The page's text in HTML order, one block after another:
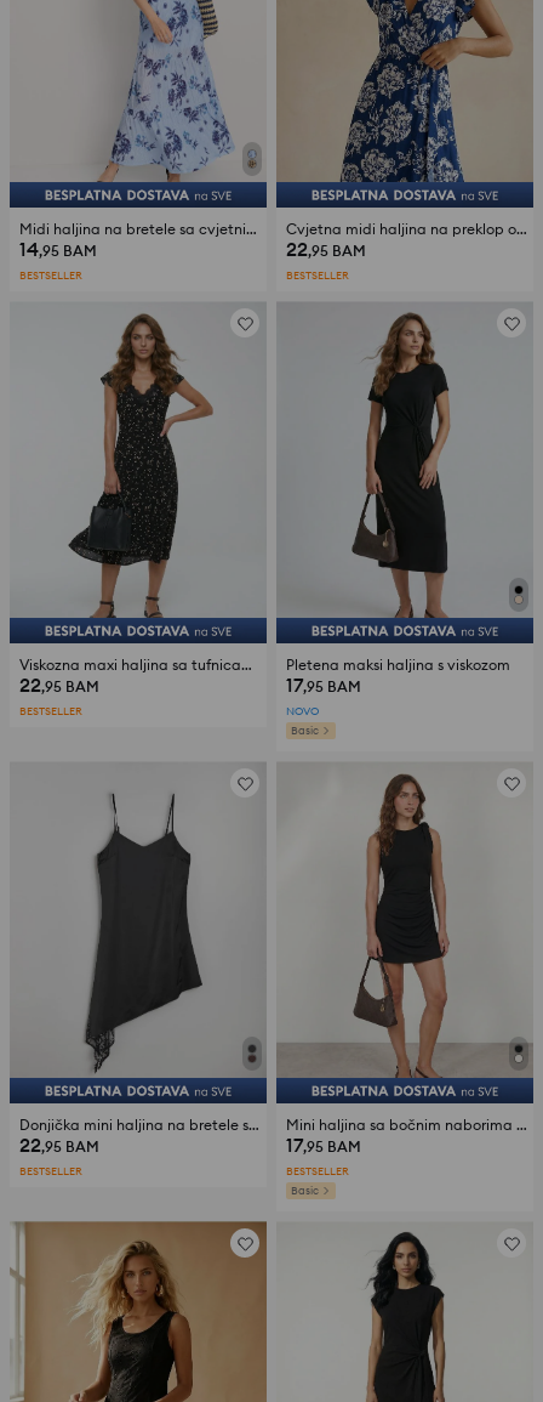
Midi haljina na bretele sa cvjetnim uzorkom
14,95 BAM
BESTSELLER
Cvjetna midi haljina na preklop od viskoze
22,95 BAM
BESTSELLER
Viskozna maxi haljina sa tufnicama
22,95 BAM
BESTSELLER
Pletena maksi haljina s viskozom
17,95 BAM
NOVO
Basic
Donjička mini haljina na bretele sa čipkom
22,95 BAM
BESTSELLER
Mini haljina sa bočnim naborima sa viskozom
17,95 BAM
BESTSELLER
Basic